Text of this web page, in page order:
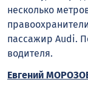
несколько
пассажир Audi.
водителя.
Евгений